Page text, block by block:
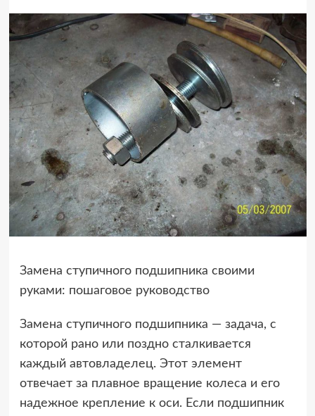
Замена ступичного подшипника своими
руками: пошаговое руководство
Замена ступичного подшипника — задача, с
которой рано или поздно сталкивается
каждый автовладелец. Этот элемент
отвечает за плавное вращение колеса и его
надежное крепление к оси. Если подшипник